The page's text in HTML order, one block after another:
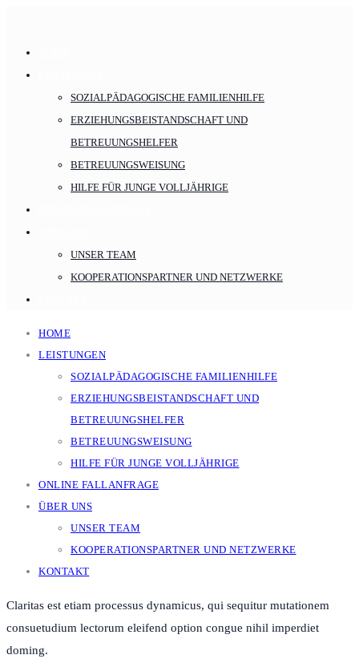
SOZIALPÄDAGOGISCHE FAMILIENHILFE
ERZIEHUNGSBEISTANDSCHAFT UND
BETREUUNGSHELFER
BETREUUNGSWEISUNG
HILFE FÜR JUNGE VOLLJÄHRIGE
UNSER TEAM
KOOPERATIONSPARTNER UND NETZWERKE
HOME
LEISTUNGEN
SOZIALPÄDAGOGISCHE FAMILIENHILFE
ERZIEHUNGSBEISTANDSCHAFT UND
BETREUUNGSHELFER
BETREUUNGSWEISUNG
HILFE FÜR JUNGE VOLLJÄHRIGE
ONLINE FALLANFRAGE
ÜBER UNS
UNSER TEAM
KOOPERATIONSPARTNER UND NETZWERKE
KONTAKT
Claritas est etiam processus dynamicus, qui sequitur mutationem
consuetudium lectorum eleifend option congue nihil imperdiet
doming.